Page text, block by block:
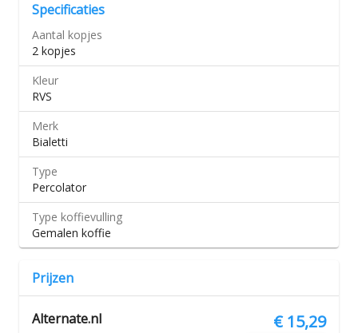
Specificaties
Aantal kopjes
2 kopjes
Kleur
RVS
Merk
Bialetti
Type
Percolator
Type koffievulling
Gemalen koffie
Prijzen
Alternate.nl € 15,29